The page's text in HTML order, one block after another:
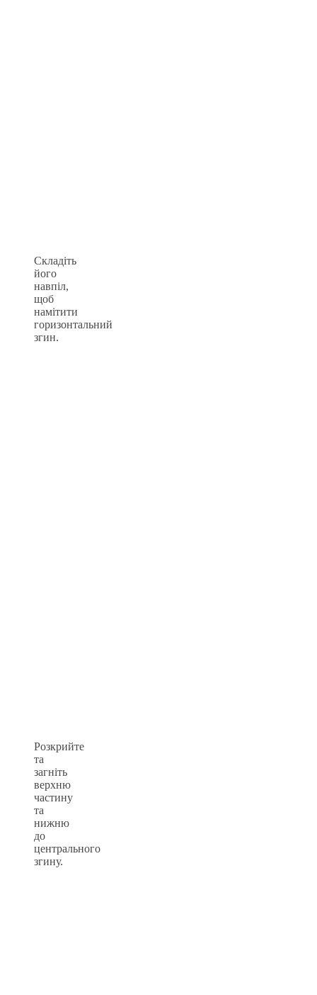
Складіть
його
навпіл,
щоб
намітити
горизонтальний
згин.
Розкрийте
та
загніть
верхню
частину
та
нижню
до
центрального
згину.